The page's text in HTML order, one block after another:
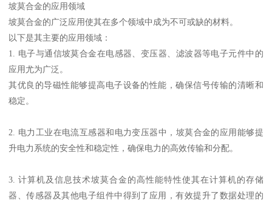
坡莫合金的应用领域
坡莫合金的广泛应用使其在多个领域中成为不可或缺的材料。
以下是其主要的应用领域：
1. 电子与通信坡莫合金在电感器、变压器、滤波器等电子元件中的
应用尤为广泛。
其优良的导磁性能够提高电子设备的性能，确保信号传输的清晰和
稳定。
2. 电力工业在电流互感器和电力变压器中，坡莫合金的应用能够提
升电力系统的安全性和稳定性，确保电力的高效传输和分配。
3. 计算机及信息技术坡莫合金的高性能特性使其在计算机的存储
器、传感器及其他电子组件中得到了应用，有效提升了数据处理的